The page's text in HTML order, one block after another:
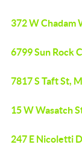
372 W Chadam
6799 Sun Rock
7817 S Taft St,
15 W Wasatch
247 E Nicoletti